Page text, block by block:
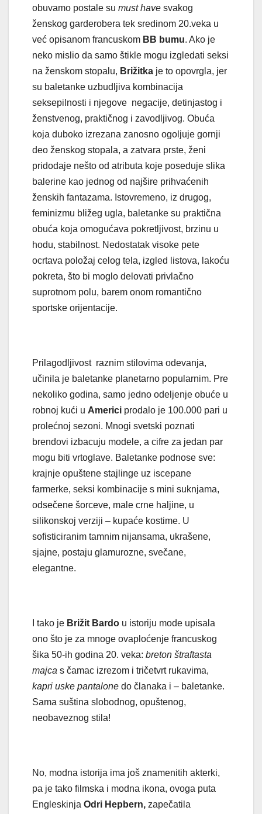
obuvamo postale su must have svakog
ženskog garderobera tek sredinom 20.veka u
već opisanom francuskom BB bumu. Ako je
neko mislio da samo štikle mogu izgledati seksi
na ženskom stopalu, Brižitka je to opovrgla, jer
su baletanke uzbudljiva kombinacija
seksepilnosti i njegove negacije, detinjastog i
ženstvenog, praktičnog i zavodljivog. Obuća
koja duboko izrezana zanosno ogoljuje gornji
deo ženskog stopala, a zatvara prste, ženi
pridodaje nešto od atributa koje poseduje slika
balerine kao jednog od najšire prihvaćenih
ženskih fantazama. Istovremeno, iz drugog,
feminizmu bližeg ugla, baletanke su praktična
obuća koja omogućava pokretljivost, brzinu u
hodu, stabilnost. Nedostatak visoke pete
ocrtava položaj celog tela, izgled listova, lakoću
pokreta, što bi moglo delovati privlačno
suprotnom polu, barem onom romantično
sportske orijentacije.
Prilagodljivost raznim stilovima odevanja,
učinila je baletanke planetarno popularnim. Pre
nekoliko godina, samo jedno odeljenje obuće u
robnoj kući u Americi prodalo je 100.000 pari u
prolećnoj sezoni. Mnogi svetski poznati
brendovi izbacuju modele, a cifre za jedan par
mogu biti vrtoglave. Baletanke podnose sve:
krajnje opuštene stajlinge uz iscepane
farmerke, seksi kombinacije s mini suknjama,
odsečene šorceve, male crne haljine, u
silikonskoj verziji – kupaće kostime. U
sofisticiranim tamnim nijansama, ukrašene,
sjajne, postaju glamurozne, svečane,
elegantne.
I tako je Brižit Bardo u istoriju mode upisala
ono što je za mnoge ovaploćenje francuskog
šika 50-ih godina 20. veka: breton štraftasta
majca s čamac izrezom i tričetvrt rukavima,
kapri uske pantalone do članaka i – baletanke.
Sama suština slobodnog, opuštenog,
neobaveznog stila!
No, modna istorija ima još znamenitih akterki,
pa je tako filmska i modna ikona, ovoga puta
Engleskinja Odri Hepbern, zapečatila